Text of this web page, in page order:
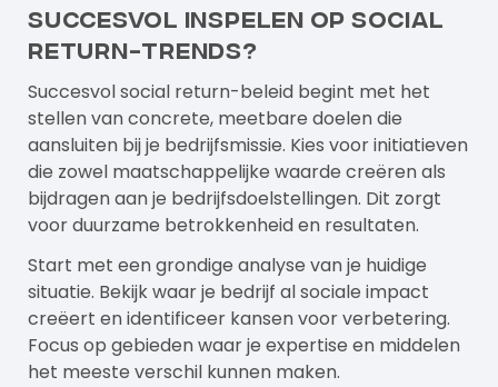
succesvol inspelen op social
return-trends?
Succesvol social return-beleid begint met het
stellen van concrete, meetbare doelen die
aansluiten bij je bedrijfsmissie. Kies voor initiatieven
die zowel maatschappelijke waarde creëren als
bijdragen aan je bedrijfsdoelstellingen. Dit zorgt
voor duurzame betrokkenheid en resultaten.
Start met een grondige analyse van je huidige
situatie. Bekijk waar je bedrijf al sociale impact
creëert en identificeer kansen voor verbetering.
Focus op gebieden waar je expertise en middelen
het meeste verschil kunnen maken.